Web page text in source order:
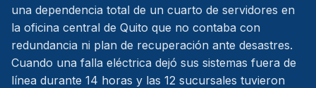
una dependencia total de un cuarto de servidores en
la oficina central de Quito que no contaba con
redundancia ni plan de recuperación ante desastres.
Cuando una falla eléctrica dejó sus sistemas fuera de
línea durante 14 horas y las 12 sucursales tuvieron